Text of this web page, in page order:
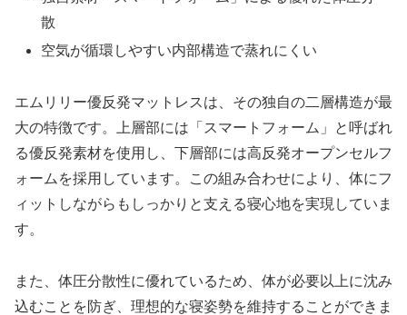
散
空気が循環しやすい内部構造で蒸れにくい
エムリリー優反発マットレスは、その独自の二層構造が最
大の特徴です。上層部には「スマートフォーム」と呼ばれ
る優反発素材を使用し、下層部には高反発オープンセルフ
ォームを採用しています。この組み合わせにより、体にフ
ィットしながらもしっかりと支える寝心地を実現していま
す。
また、体圧分散性に優れているため、体が必要以上に沈み
込むことを防ぎ、理想的な寝姿勢を維持することができま